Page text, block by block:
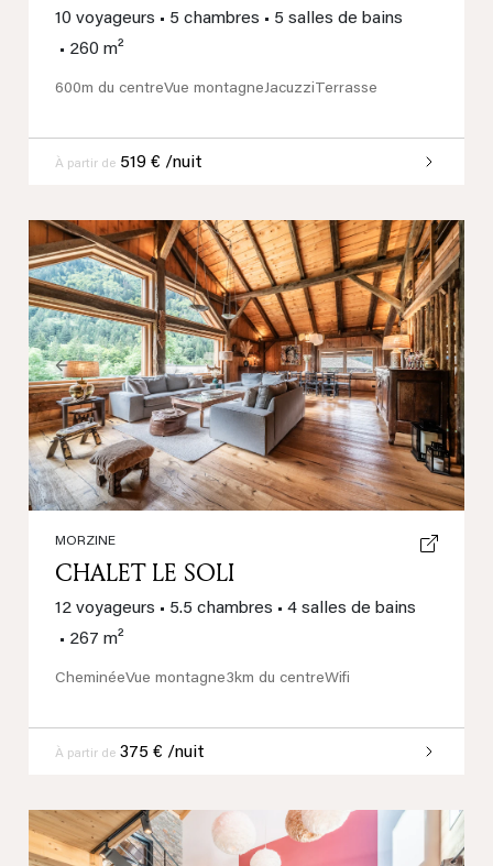
Previous Next
MORZINE
CHALET LE SOLI
12 voyageurs • 5.5 chambres • 4 salles de bains
• 267 m²
CheminéeVue montagne3km du centreWifi
À partir de 375 € /nuit
10 voyageurs • 5 chambres • 5 salles de bains
• 260 m²
600m du centreVue montagneJacuzziTerrasse
À partir de 519 € /nuit